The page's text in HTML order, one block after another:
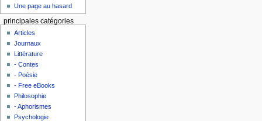
Une page au hasard
principales catégories
Articles
Journaux
Littérature
- Contes
- Poésie
- Free eBooks
Philosophie
- Aphorismes
Psychologie